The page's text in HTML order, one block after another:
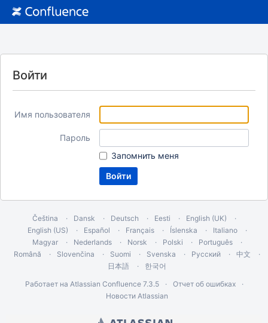
Войти
Имя пользователя
Пароль
Запомнить меня
Čeština Dansk Deutsch Eesti
English (UK)
English (US)
Español Français Íslenska
Italiano
Magyar
Nederlands Norsk Polski
Português
Română
Slovenčina Suomi Svenska Русский
中文
日本語
한국어
Работает на Atlassian Confluence 7.3.5
Отчет об ошибках
Новости Atlassian